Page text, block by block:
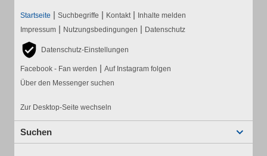
Startseite | Suchbegriffe | Kontakt | Inhalte melden
Impressum | Nutzungsbedingungen | Datenschutz
Datenschutz-Einstellungen
Facebook - Fan werden | Auf Instagram folgen
Über den Messenger suchen
Zur Desktop-Seite wechseln
Suchen